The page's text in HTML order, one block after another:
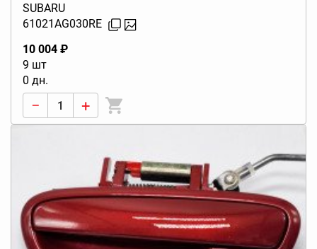
LEGACY BL BP (B13) 2003-2009
SUBARU
61021AG030RE
10 004 ₽
9 шт
0 дн.
− +